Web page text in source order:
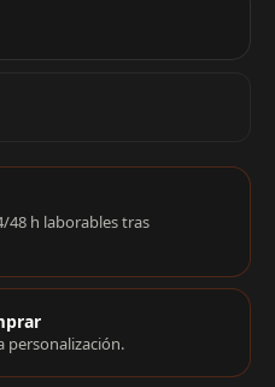
48 h laborables tras
personalización.